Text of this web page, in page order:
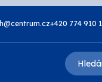
+420 774 910